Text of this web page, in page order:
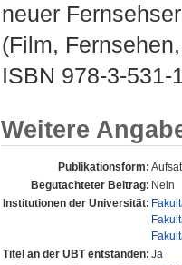
neuer
(Film,
ISBN 978-3-531-
Weitere
Publikationsform:
Begutachteter Beitrag: Nein
Institutionen der Universität:
Titel an der UBT entstanden: Ja